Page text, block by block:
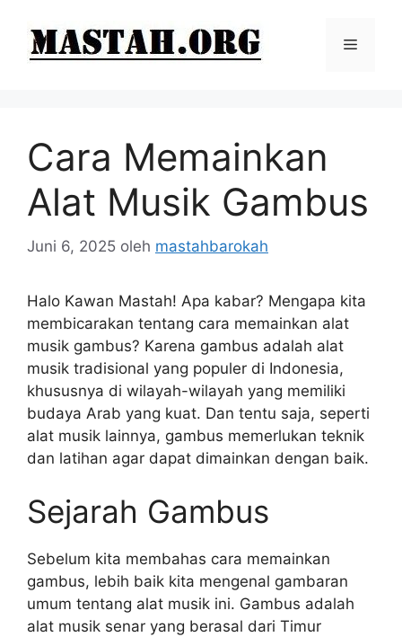
Menu
Cara Memainkan
Alat Musik Gambus
Juni 6, 2025 oleh mastahbarokah
Halo Kawan Mastah! Apa kabar? Mengapa kita
membicarakan tentang cara memainkan alat
musik gambus? Karena gambus adalah alat
musik tradisional yang populer di Indonesia,
khususnya di wilayah-wilayah yang memiliki
budaya Arab yang kuat. Dan tentu saja, seperti
alat musik lainnya, gambus memerlukan teknik
dan latihan agar dapat dimainkan dengan baik.
Sejarah Gambus
Sebelum kita membahas cara memainkan
gambus, lebih baik kita mengenal gambaran
umum tentang alat musik ini. Gambus adalah
alat musik senar yang berasal dari Timur